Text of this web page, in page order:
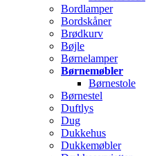
Bordlamper
Bordskåner
Brødkurv
Bøjle
Børnelamper
Børnemøbler
Børnestole
Børnestel
Duftlys
Dug
Dukkehus
Dukkemøbler